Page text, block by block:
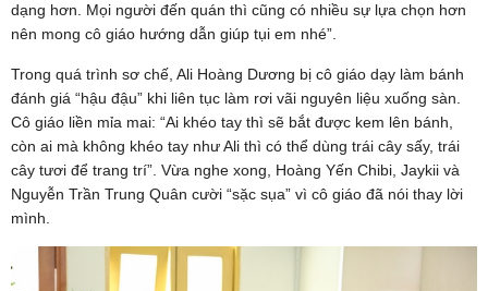
dạng hơn. Mọi người đến quán thì cũng có nhiều sự lựa chọn hơn
nên mong cô giáo hướng dẫn giúp tụi em nhé”.
Trong quá trình sơ chế, Ali Hoàng Dương bị cô giáo dạy làm bánh
đánh giá “hậu đậu” khi liên tục làm rơi vãi nguyên liệu xuống sàn.
Cô giáo liền mỉa mai: “Ai khéo tay thì sẽ bắt được kem lên bánh,
còn ai mà không khéo tay như Ali thì có thể dùng trái cây sấy, trái
cây tươi để trang trí”. Vừa nghe xong, Hoàng Yến Chibi, Jaykii và
Nguyễn Trần Trung Quân cười “sặc sụa” vì cô giáo đã nói thay lời
mình.